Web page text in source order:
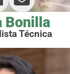
Bonilla
Técnica